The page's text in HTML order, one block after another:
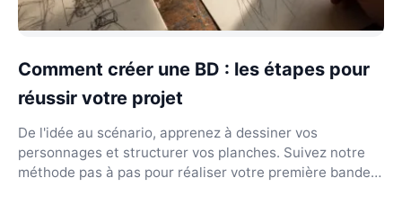
Comment créer une BD : les étapes pour
réussir votre projet
De l'idée au scénario, apprenez à dessiner vos
personnages et structurer vos planches. Suivez notre
méthode pas à pas pour réaliser votre première bande